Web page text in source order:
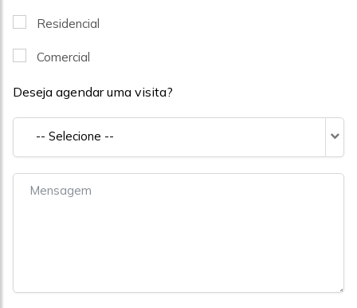
Residencial
Comercial
Deseja agendar uma visita?
-- Selecione --